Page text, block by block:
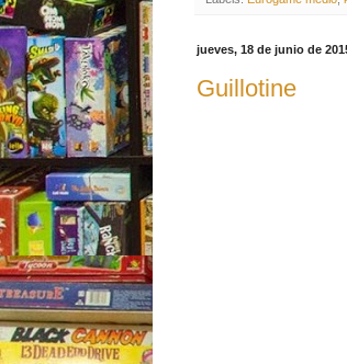
jueves, 18 de junio de
Guillotine